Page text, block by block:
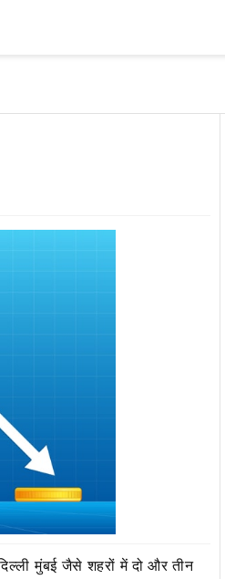
or was not accessible.
a connection to SQL Server)
मुंबई जैसे शहरों में दो और तीन